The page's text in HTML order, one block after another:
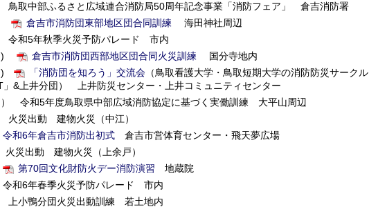
鳥取中部ふるさと広域連合消防局50周年記念事業「消防フェア」 倉吉消防署
)
倉吉市消防団東部地区団合同訓練
海田神社周辺
令和5年秋季火災予防パレード 市内
)
倉吉市消防団西部地区団合同火災訓練
国分寺地内
)
「消防団を知ろう」交流会 （鳥取看護大学・鳥取短期大学の消防防災サークル
」&上井分団） 上井防災センター・上井コミュニティセンター
令和5年度鳥取県中部広域消防協定に基づく実働訓練 大平山周辺
火災出動 建物火災（中江）
令和6年倉吉市消防出初式 倉吉市営体育センター・飛天夢広場
災出動 建物火災（上余戸）
第70回文化財防火デー消防演習 地蔵院
和6年春季火災予防パレード 市内
上小鴨分団火災出動訓練 若土地内